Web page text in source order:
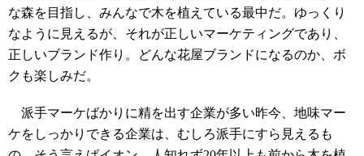
な森を目指し、みんなで木を植えている最中だ。ゆっくり
なように見えるが、それが正しいマーケティングであり、
正しいブランド作り。どんな花屋ブランドになるのか、ボ
クも楽しみだ。
派手マーケばかりに精を出す企業が多い昨今、地味マー
ケをしっかりできる企業は、むしろ派手にすら見えるも